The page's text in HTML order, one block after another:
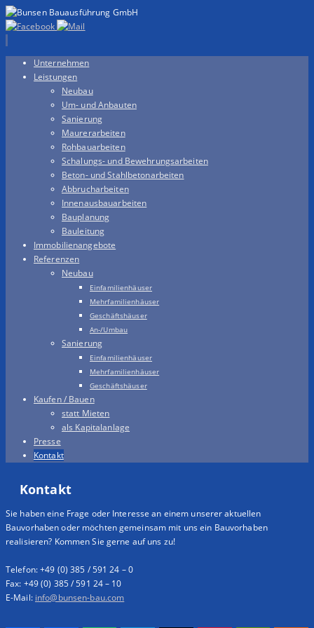
Inhalt
Unternehmen
Leistungen
Neubau
Um- und Anbauten
Sanierung
Maurerarbeiten
Rohbauarbeiten
Schalungs- und Bewehrungsarbeiten
Beton- und Stahlbetonarbeiten
Abbrucharbeiten
Innenausbauarbeiten
Bauplanung
Bauleitung
Immobilienangebote
Referenzen
Neubau
Einfamilienhäuser
Mehrfamilienhäuser
Geschäftshäuser
An-/Umbau
Sanierung
Einfamilienhäuser
Mehrfamilienhäuser
Geschäftshäuser
Kaufen / Bauen
statt Mieten
als Kapitalanlage
Presse
Kontakt
Kontakt
Sie haben eine Frage oder Interesse an einem unserer aktuellen
Bauvorhaben oder möchten gemeinsam mit uns ein Bauvorhaben
realisieren? Kommen Sie gerne auf uns zu!
Telefon: +49 (0) 385 / 591 24 – 0
Fax: +49 (0) 385 / 591 24 – 10
E-Mail: info@bunsen-bau.com